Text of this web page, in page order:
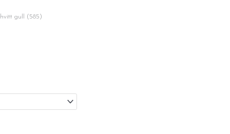
(585)